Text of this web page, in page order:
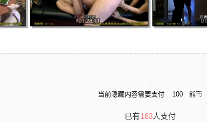
当前隐藏内容需要支付 100 熊币
已有163人支付